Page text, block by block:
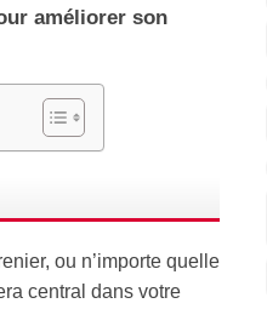
améliorer son
ou n’importe quelle
central dans votre